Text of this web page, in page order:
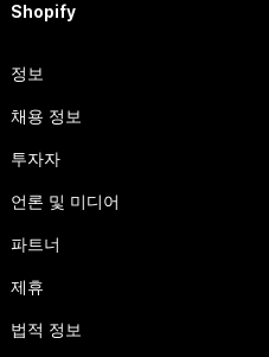
Shopify
정보
채용 정보
투자자
언론 및 미디어
파트너
제휴
법적 정보